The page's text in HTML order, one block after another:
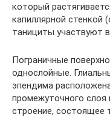
который
капиллярной стенкой
танициты участвуют
Пограничные
однослойные.
эпендима
промежуточного слоя
строение, состоящее